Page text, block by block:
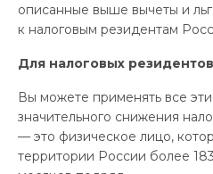
описанные выше вычеты и
к налоговым резидентам
Для налоговых
Вы можете применять все
значительного снижения
— это физическое лицо,
территории России более